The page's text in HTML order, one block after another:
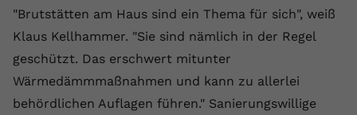
"Brutstätten am Haus sind ein Thema für sich", weiß
Klaus Kellhammer. "Sie sind nämlich in der Regel
geschützt. Das erschwert mitunter
Wärmedämmmaßnahmen und kann zu allerlei
behördlichen Auflagen führen." Sanierungswillige
Laufzeit Session
YouTube setzt diesen Cookie, um die
Videopräferenzen des Nutzers zu
speichern, der eingebettete YouTube-
Videos verwendet.